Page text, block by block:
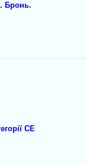
Бронь.
CE